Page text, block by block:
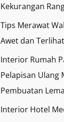
Kekurangan
Tips Merawat
Awet dan
Interior Rumah
Pelapisan Ulang
Pembuatan
Interior Hotel